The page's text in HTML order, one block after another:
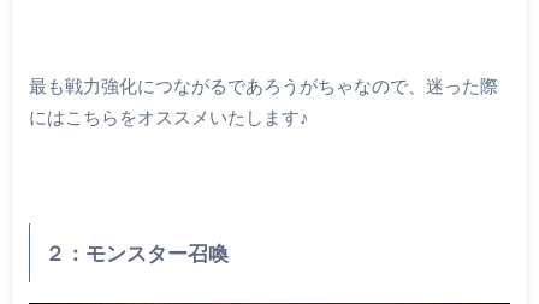
最も戦力強化につながるであろうがちゃなので、迷った際
にはこちらをオススメいたします♪
２：モンスター召喚